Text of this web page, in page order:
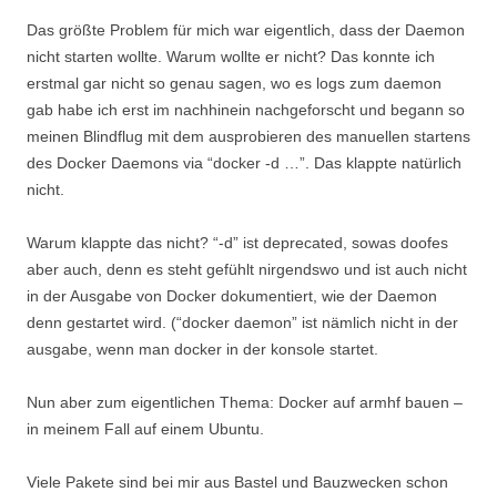
Das größte Problem für mich war eigentlich, dass der Daemon
nicht starten wollte. Warum wollte er nicht? Das konnte ich
erstmal gar nicht so genau sagen, wo es logs zum daemon
gab habe ich erst im nachhinein nachgeforscht und begann so
meinen Blindflug mit dem ausprobieren des manuellen startens
des Docker Daemons via “docker -d …”. Das klappte natürlich
nicht.
Warum klappte das nicht? “-d” ist deprecated, sowas doofes
aber auch, denn es steht gefühlt nirgendswo und ist auch nicht
in der Ausgabe von Docker dokumentiert, wie der Daemon
denn gestartet wird. (“docker daemon” ist nämlich nicht in der
ausgabe, wenn man docker in der konsole startet.
Nun aber zum eigentlichen Thema: Docker auf armhf bauen –
in meinem Fall auf einem Ubuntu.
Viele Pakete sind bei mir aus Bastel und Bauzwecken schon